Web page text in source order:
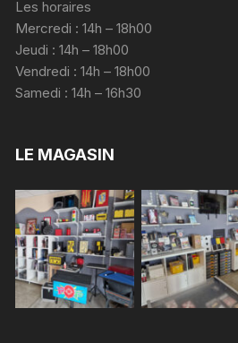
Les horaires
Mercredi : 14h – 18h00
Jeudi : 14h – 18h00
Vendredi : 14h – 18h00
Samedi : 14h – 16h30
LE MAGASIN